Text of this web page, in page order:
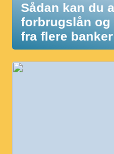
Sådan kan du
forbrugslån
fra flere banker